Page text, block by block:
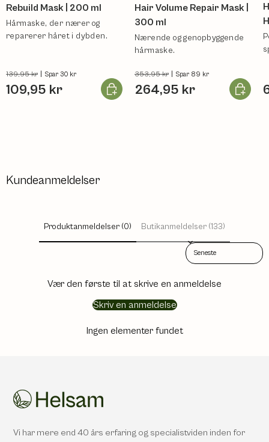
Rebuild Mask | 200 ml
Hårmaske, der nærer og
reparerer håret i dybden.
139,95 kr | Spar 30 kr
109,95 kr Læg i kurv
Hair Volume Repair Mask |
300 ml
Nærende og genopbyggende
hårmaske.
353,95 kr | Spar 89 kr
264,95 kr Læg i
Kundeanmeldelser
Produktanmeldelser (0) Butikanmeldelser (133)
Sort reviews by
Vær den første til at skrive en anmeldelse
Skriv en anmeldelse
Ingen elementer fundet
Vi har mere end 40 års erfaring og specialistviden inden for